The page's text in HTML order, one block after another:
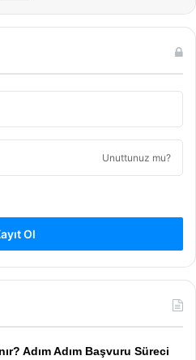
Unuttunuz mu?
Ol
Adım Adım Başvuru Süreci